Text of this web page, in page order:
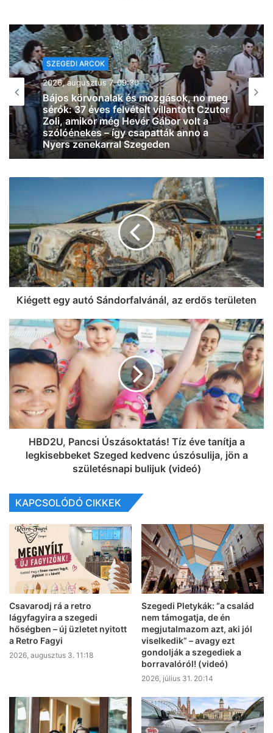
SZEGEDI ARCOK
2026, augusztus 7. 07:58
Le a kalappal: az SZTE Mérnöki Kar
csapata Franciaországot is
meghódíthatja, Magyarországot és
Szegedet képviselhetik az európai
döntőben
Kiégett egy autó Sándorfalvánál, az erdős területen
HBD2U, Pancsi Úszásoktatás! Tíz éve tanítja a
legkisebbeket Szeged kedvenc úszósulija, jön a
születésnapi bulijuk (videó)
KAPCSOLÓDÓ CIKKEK
Csavarodj rá a retro
lágyfagyira a szegedi
hőségben – új üzletet nyitott
a Retro Fagyi
2026, augusztus 3. 11:18
Szegedi Pletykák: “a család
nem támogatja, de én
megjutalmazom azt, aki jól
viselkedik” – avagy ezt
gondolják a szegediek a
borravalóról! (videó)
2026, július 31. 20:14